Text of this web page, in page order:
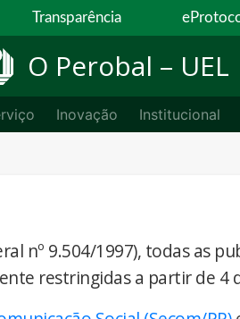
Transparência
O Perobal – UEL
Inovação Institucional
nº 9.504/1997), todas as
restringidas a partir de 4